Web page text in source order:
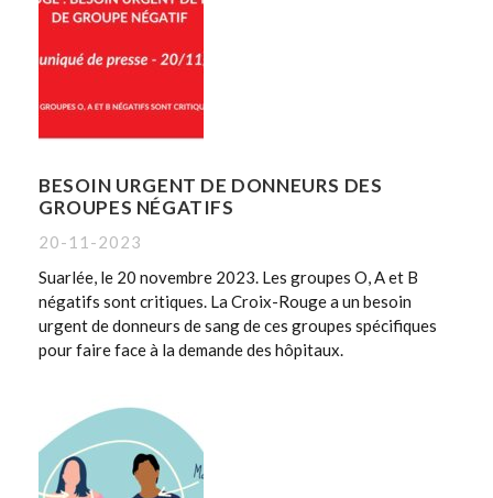
BESOIN URGENT DE DONNEURS DES
GROUPES NÉGATIFS
20-11-2023
Suarlée, le 20 novembre 2023. Les groupes O, A et B
négatifs sont critiques. La Croix-Rouge a un besoin
urgent de donneurs de sang de ces groupes spécifiques
pour faire face à la demande des hôpitaux.